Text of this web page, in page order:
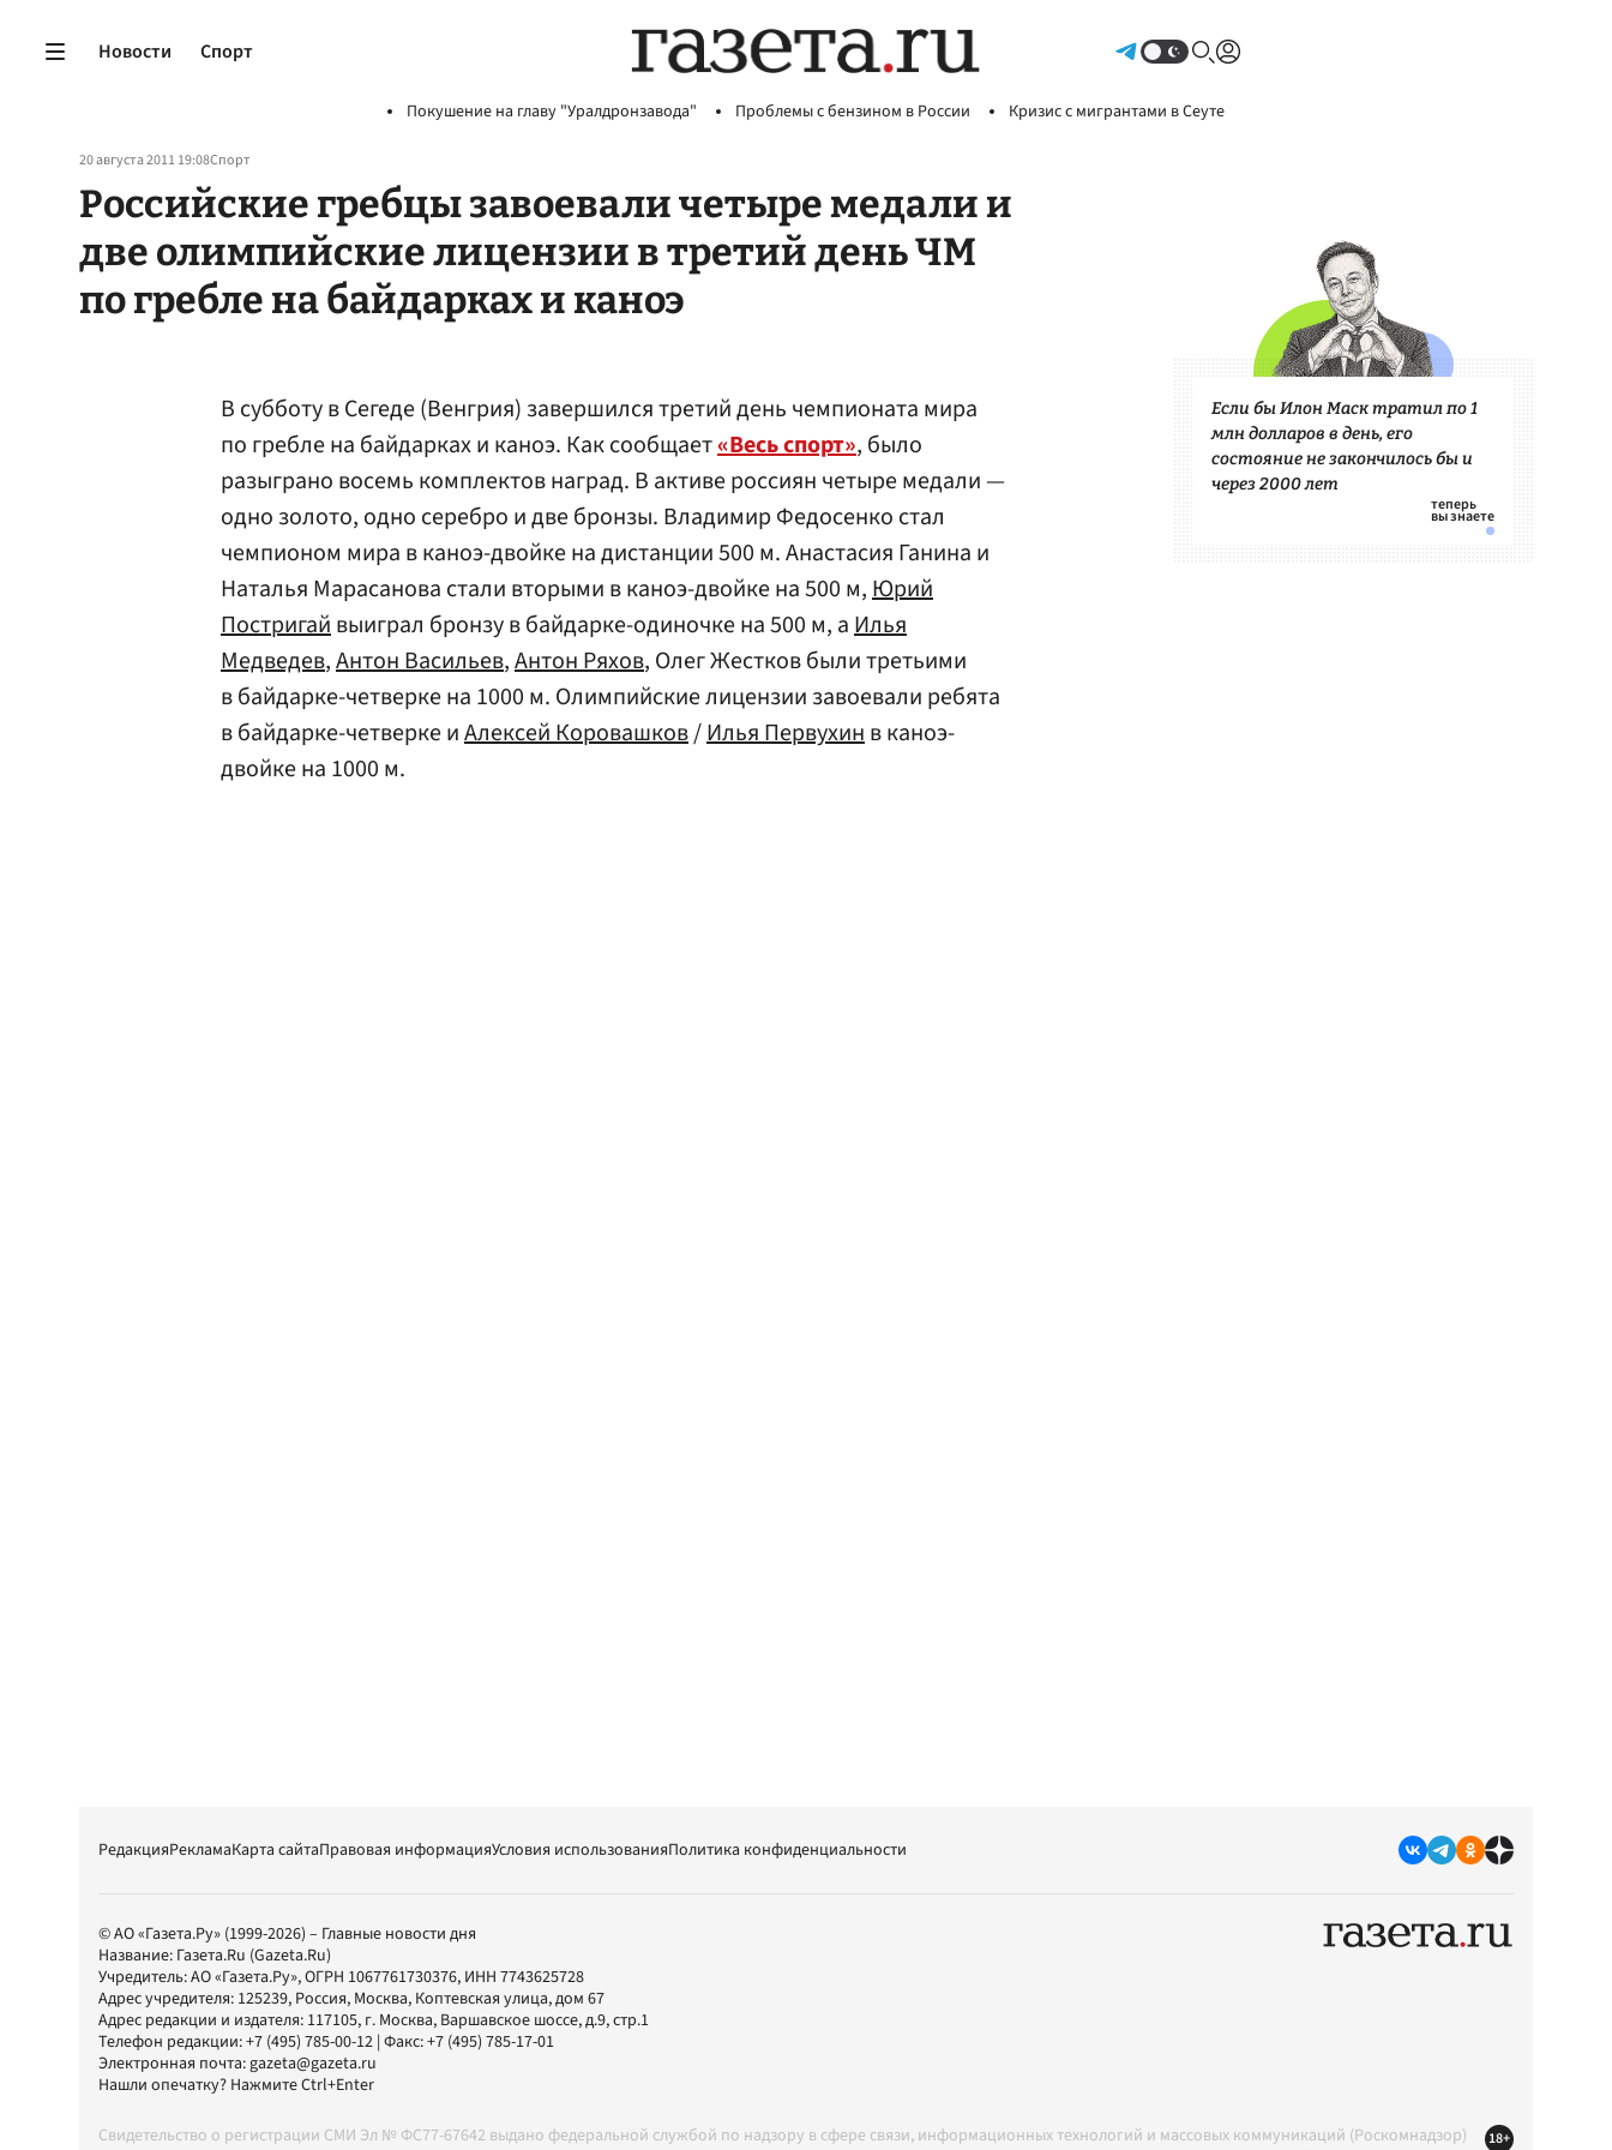
Новости Спорт
Покушение на главу "Уралдронзавода" Проблемы с бензином в России Кризис с мигрантами в Сеуте
20 августа 2011 19:08Спорт
Российские гребцы завоевали четыре медали и
две олимпийские лицензии в третий день ЧМ
по гребле на байдарках и каноэ
В субботу в Сегеде (Венгрия) завершился третий день чемпионата мира
по гребле на байдарках и каноэ. Как сообщает«Весь спорт», было
разыграно восемь комплектов наград. В активе россиян четыре медали —
одно золото, одно серебро и две бронзы. Владимир Федосенко стал
чемпионом мира в каноэ-двойке на дистанции 500 м. Анастасия Ганина и
Наталья Марасанова стали вторыми в каноэ-двойке на 500 м,Юрий
Постригайвыиграл бронзу в байдарке-одиночке на 500 м, аИлья
Медведев,Антон Васильев,Антон Ряхов, Олег Жестков были третьими
в байдарке-четверке на 1000 м. Олимпийские лицензии завоевали ребята
в байдарке-четверке иАлексей Коровашков/Илья Первухинв каноэ-
двойке на 1000 м.
Если бы Илон Маск тратил по 1
млн долларов в день, его
состояние не закончилось бы и
через 2000 лет
РедакцияРекламаКарта сайтаПравовая информацияУсловия использованияПолитика конфиденциальности
© АО «Газета.Ру» (1999-2026) – Главные новости дня
Название: Газета.Ru (Gazeta.Ru)
Учредитель:АО «Газета.Ру», ОГРН 1067761730376, ИНН 7743625728
Адрес учредителя: 125239, Россия, Москва, Коптевская улица, дом 67
Адрес редакции и издателя: 117105, г. Москва, Варшавское шоссе, д.9, стр.1
Телефон редакции:+7 (495) 785-00-12 | Факс:+7 (495) 785-17-01
Электронная почта:gazeta@gazeta.ru
Нашли опечатку? Нажмите Ctrl+Enter
Свидетельство о регистрации СМИ Эл № ФС77-67642 выдано федеральной службой по надзору в сфере связи, информационных технологий и массовых коммуникаций (Роскомнадзор)
18+